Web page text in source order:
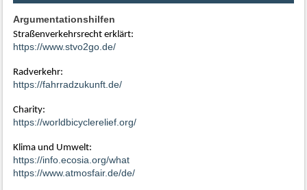
Argumentationshilfen
Straßenverkehrsrecht erklärt:
https://www.stvo2go.de/
Radverkehr:
https://fahrradzukunft.de/
Charity:
https://worldbicyclerelief.org/
Klima und Umwelt:
https://info.ecosia.org/what
https://www.atmosfair.de/de/